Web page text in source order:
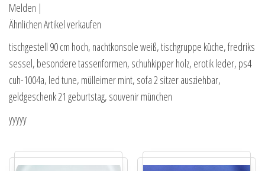
Melden |
Ähnlichen Artikel verkaufen
tischgestell 90 cm hoch, nachtkonsole weiß, tischgruppe küche, fredriks
sessel, besondere tassenformen, schuhkipper holz, erotik leder, ps4
cuh-1004a, led tune, mülleimer mint, sofa 2 sitzer ausziehbar,
geldgeschenk 21 geburtstag, souvenir münchen
yyyyy